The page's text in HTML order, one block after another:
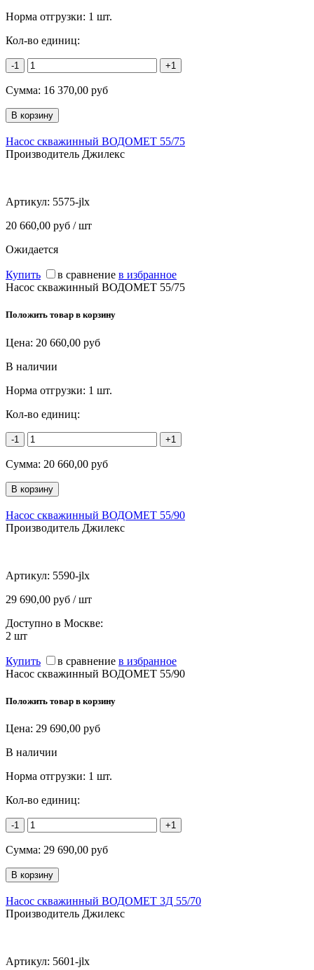
Норма отгрузки: 1 шт.
Кол-во единиц:
-1 +1
Сумма: 16 370,00 руб
Насос скважинный ВОДОМЕТ 55/75
Производитель Джилекс
Артикул: 5575-jlx
20 660,00 руб / шт
Ожидается
Купить в сравнение в избранное
Насос скважинный ВОДОМЕТ 55/75
Положить товар в корзину
Цена: 20 660,00 руб
В наличии
Норма отгрузки: 1 шт.
Кол-во единиц:
-1 +1
Сумма: 20 660,00 руб
Насос скважинный ВОДОМЕТ 55/90
Производитель Джилекс
Артикул: 5590-jlx
29 690,00 руб / шт
Доступно в Москве:
2 шт
Купить в сравнение в избранное
Насос скважинный ВОДОМЕТ 55/90
Положить товар в корзину
Цена: 29 690,00 руб
В наличии
Норма отгрузки: 1 шт.
Кол-во единиц:
-1 +1
Сумма: 29 690,00 руб
Насос скважинный ВОДОМЕТ 3Д 55/70
Производитель Джилекс
Артикул: 5601-jlx